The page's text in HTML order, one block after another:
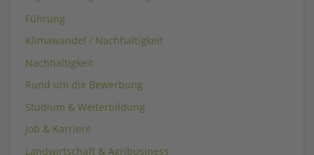
Führung
Klimawandel / Nachhaltigkeit
Nachhaltigkeit
Rund um die Bewerbung
Studium & Weiterbildung
Job & Karriere
Landwirtschaft & Agribusiness